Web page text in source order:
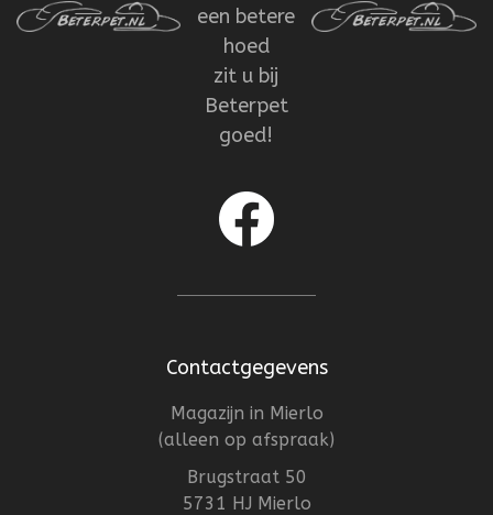
een betere
hoed
zit u bij
Beterpet
goed!
Contactgegevens
Magazijn in Mierlo
(alleen op afspraak)
Brugstraat 50
5731 HJ Mierlo